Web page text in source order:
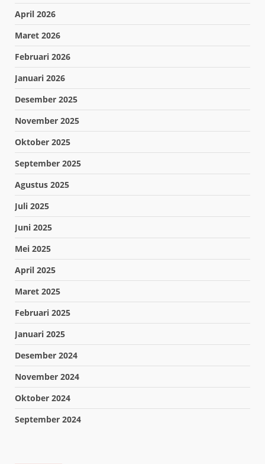
April 2026
Maret 2026
Februari 2026
Januari 2026
Desember 2025
November 2025
Oktober 2025
September 2025
Agustus 2025
Juli 2025
Juni 2025
Mei 2025
April 2025
Maret 2025
Februari 2025
Januari 2025
Desember 2024
November 2024
Oktober 2024
September 2024